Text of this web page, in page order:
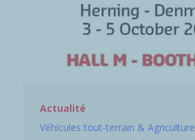
Actualité
Véhicules tout-terrain & Agriculture